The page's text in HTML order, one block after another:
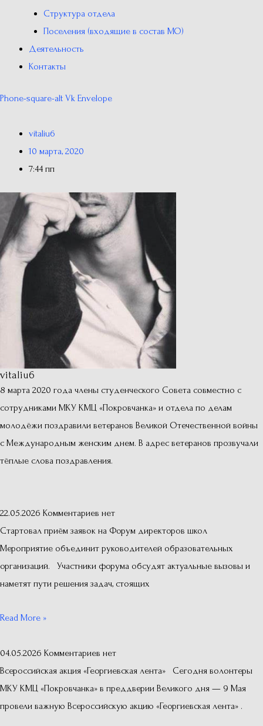
Структура отдела
Поселения (входящие в состав МО)
Деятельность
Контакты
Phone-square-alt Vk Envelope
vitaliu6
10 марта, 2020
7:44 пп
vitaliu6
8 марта 2020 года члены студенческого Совета совместно с
сотрудниками МКУ КМЦ «Покровчанка» и отдела по делам
молодёжи поздравили ветеранов Великой Отечественной войны
с Международным женским днем. В адрес ветеранов прозвучали
тёплые слова поздравления.
22.05.2026 Комментариев нет
Стартовал приём заявок на Форум директоров школ
Мероприятие объединит руководителей образовательных
организаций. Участники форума обсудят актуальные вызовы и
наметят пути решения задач, стоящих
Read More »
04.05.2026 Комментариев нет
Всероссийская акция «Георгиевская лента» Сегодня волонтеры
МКУ КМЦ «Покровчанка» в преддверии Великого дня — 9 Мая
провели важную Всероссийскую акцию «Георгиевская лента» .